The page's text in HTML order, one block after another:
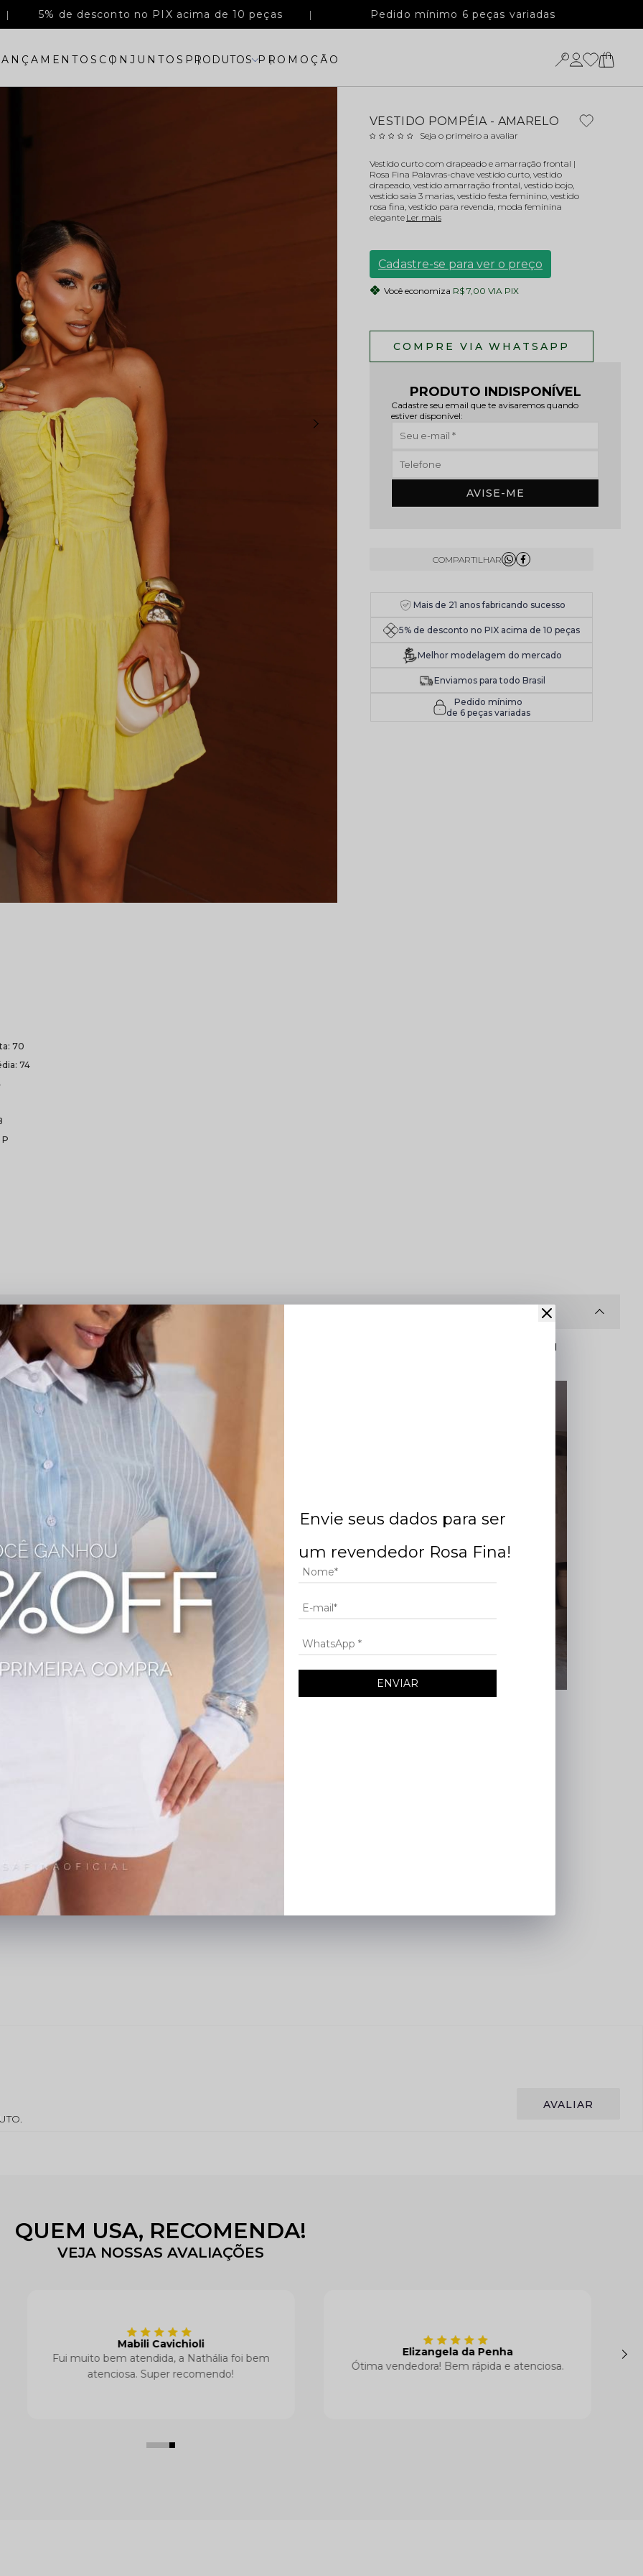
5% de desconto no PIX acima de 10 peças Pedido mínimo 6 peças variadas
CONJUNTOS PRODUTOS PROMOÇÃO
VESTIDO POMPÉIA - AMARELO
Seja o primeiro a avaliar
Vestido curto com drapeado e amarração frontal |
Rosa Fina Palavras-chave vestido curto, vestido
drapeado, vestido amarração frontal, vestido bojo,
vestido saia 3 marias, vestido festa feminino, vestido
rosa fina, vestido para revenda, moda feminina
elegante Ler mais
Cadastre-se para ver o preço
Você economiza R$ 7,00 VIA PIX
PRODUTO INDISPONÍVEL
Cadastre seu email que te avisaremos quando
estiver disponível:
AVISE-ME
Mais de 21 anos fabricando sucesso
5% de desconto no PIX acima de 10 peças
Melhor modelagem do mercado
Enviamos para todo Brasil
Pedido mínimo
de 6 peças variadas
70
74
saia 3 marias, vestido festa feminino, vestido rosa fina, vestido para
embutido no decote, que garante acabamento sofisticado. A saia em
peça Rosa Fina perfeita para lojistas que buscam design diferenciado,
— peça sofisticada e comercial, ideal para revendedoras que buscam
CONHEÇA DE ONDE VEM
QUEM USA, RECOMENDA!
VEJA NOSSAS AVALIAÇÕES
Recebi certinho!
Recebi sem problemas e foi rápido. Gostei
da qualidade também, tô vendendo super
bem.
Renata Oliveira
Melhor loja, melhor atendimento. Minhas
clientes adoram as roupas.
Envie seus dados para ser
um revendedor Rosa Fina!
ENVIAR